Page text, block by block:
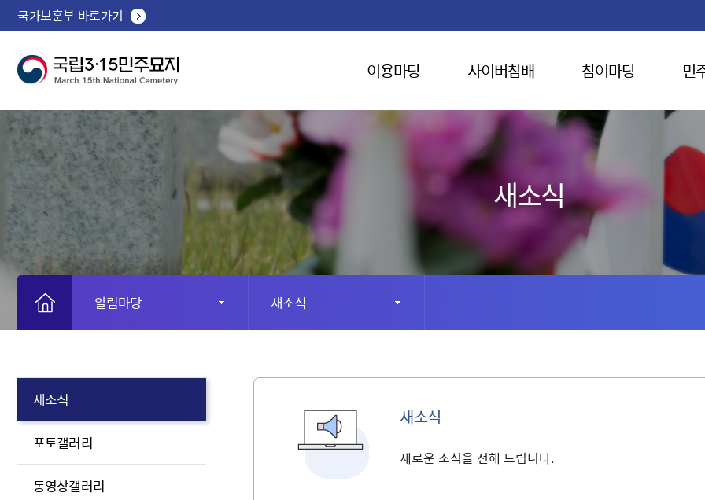
국가보훈부 바로가기
이용마당 사이버참배 참여마당 민
새소식
알림마당 새소식
새소식
포토갤러리
동영상갤러리
새소식
새로운 소식을 전해 드립니다.